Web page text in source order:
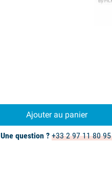
Ajouter au panier
Une question ? +33 2 97 11 80 95